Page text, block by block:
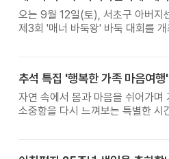
오는 9월 12일(토), 서초구 아버지
제3회 '매너 바둑왕' 바둑 대회를
추석 특집 '행복한 가족 마음여행
자연 속에서 몸과 마음을 쉬어가며
소중함을 다시 느껴보는 특별한 시